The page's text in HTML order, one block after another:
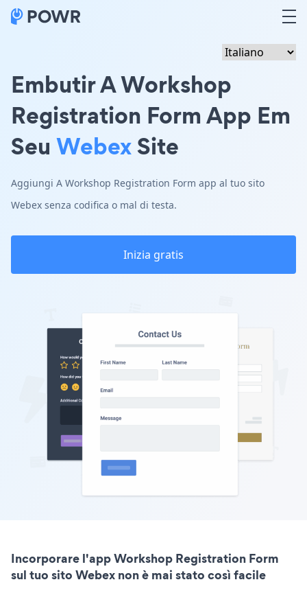
Embutir A Workshop
Registration Form App Em
Seu WebexSite
Aggiungi A Workshop Registration Form app al tuo sito
Webex senza codifica o mal di testa.
Inizia gratis
Incorporare l'app Workshop Registration Form
sul tuo sito Webex non è mai stato così facile